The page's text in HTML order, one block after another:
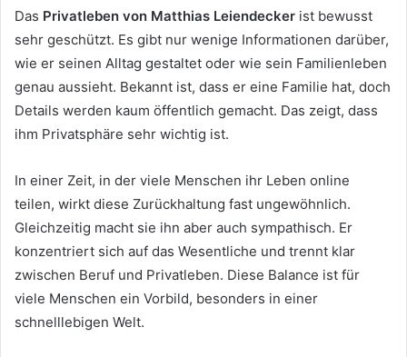
Das Privatleben von Matthias Leiendecker ist bewusst
sehr geschützt. Es gibt nur wenige Informationen darüber,
wie er seinen Alltag gestaltet oder wie sein Familienleben
genau aussieht. Bekannt ist, dass er eine Familie hat, doch
Details werden kaum öffentlich gemacht. Das zeigt, dass
ihm Privatsphäre sehr wichtig ist.
In einer Zeit, in der viele Menschen ihr Leben online
teilen, wirkt diese Zurückhaltung fast ungewöhnlich.
Gleichzeitig macht sie ihn aber auch sympathisch. Er
konzentriert sich auf das Wesentliche und trennt klar
zwischen Beruf und Privatleben. Diese Balance ist für
viele Menschen ein Vorbild, besonders in einer
schnelllebigen Welt.